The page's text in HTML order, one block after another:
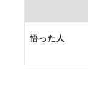
悟った人